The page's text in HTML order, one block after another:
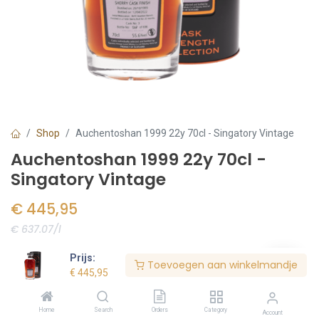
Prijs:
€ 445,95
Toevoegen aan winkelmandje
Home Search Orders Category Account
Shop Auchentoshan 1999 22y 70cl - Singatory Vintage
Auchentoshan 1999 22y 70cl -
Singatory Vintage
€ 445,95
€ 637.07/l
Voorraad:1stuk(s)
Bestel nu